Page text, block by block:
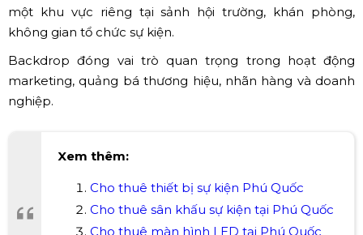
một khu vực riêng tại sảnh hội trường, khán phòng,
không gian tổ chức sự kiện.
Backdrop đóng vai trò quan trọng trong hoạt động
marketing, quảng bá thương hiệu, nhãn hàng và doanh
nghiệp.
Xem thêm:
Cho thuê thiết bị sự kiện Phú Quốc
Cho thuê sân khấu sự kiện tại Phú Quốc
Cho thuê màn hình LED tại Phú Quốc